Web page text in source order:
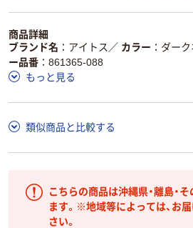
商品詳細
ブランド名
アイトス ／ カラー ダー
ー品番
861365-088
もっと見る
類似商品と比較する
こちらの商品は沖縄県・離島・
ます。※地域等によっては、お
さい。